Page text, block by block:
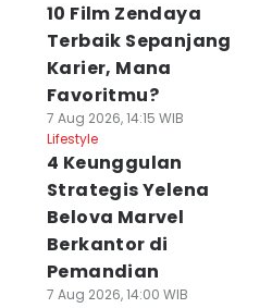
10 Film Zendaya
Terbaik Sepanjang
Karier, Mana
Favoritmu?
7 Aug 2026, 14:15 WIB
Lifestyle
4 Keunggulan
Strategis Yelena
Belova Marvel
Berkantor di
Pemandian
7 Aug 2026, 14:00 WIB